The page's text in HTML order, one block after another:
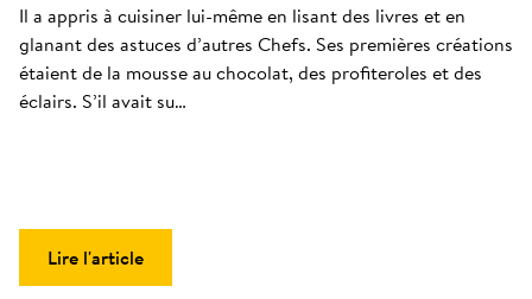
Il a appris à cuisiner lui-même en lisant des livres et en
glanant des astuces d’autres Chefs. Ses premières créations
étaient de la mousse au chocolat, des profiteroles et des
éclairs. S’il avait su…
Lire l'article